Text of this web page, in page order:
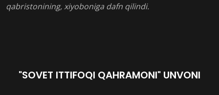
qabristonining, xiyoboniga dafn qilindi.
"SOVET ITTIFOQI QAHRAMONI" UNVONI